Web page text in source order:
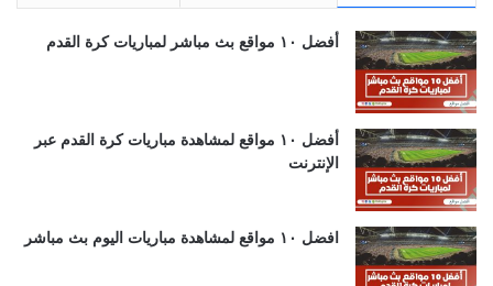
أفضل ١٠ مواقع بث مباشر لمباريات كرة القدم
أفضل ١٠ مواقع لمشاهدة مباريات كرة القدم عبر
الإنترنت
افضل ١٠ مواقع لمشاهدة مباريات اليوم بث مباشر